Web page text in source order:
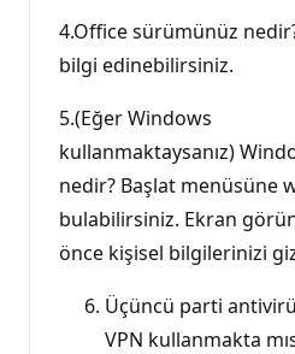
4.Office sürümünüz
bilgi edinebilirsiniz.
5.(Eğer Windows
kullanmaktaysanız)
nedir? Başlat menüsüne
bulabilirsiniz. Ekran
önce kişisel bilgilerinizi
Üçüncü parti
VPN kullanmakta